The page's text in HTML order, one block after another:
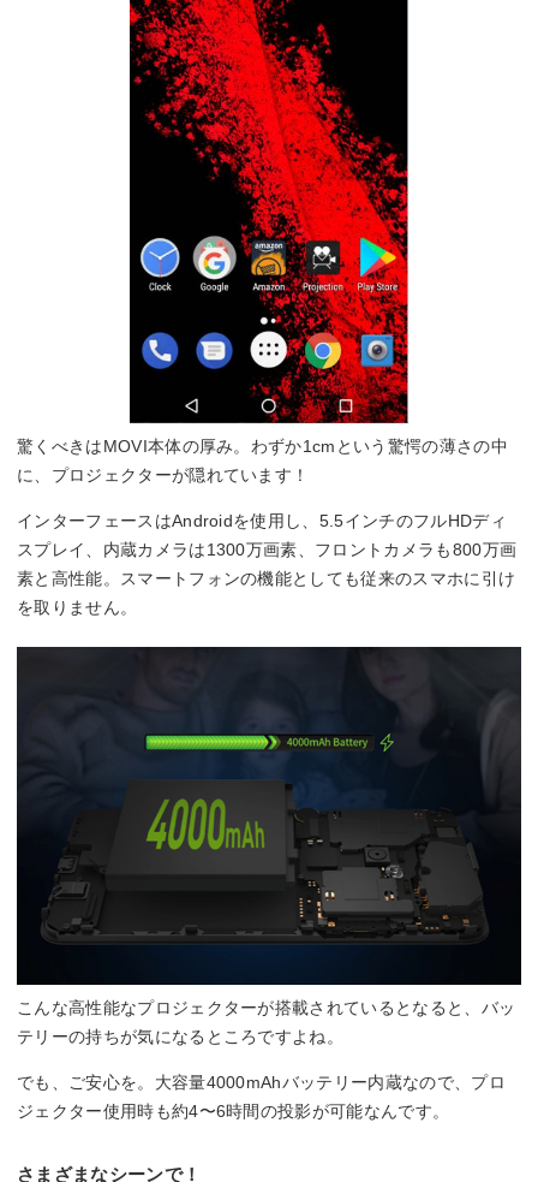
驚くべきはMOVI本体の厚み。わずか1cmという驚愕の薄さの中
に、プロジェクターが隠れています！
インターフェースはAndroidを使用し、5.5インチのフルHDディ
スプレイ、内蔵カメラは1300万画素、フロントカメラも800万画
素と高性能。スマートフォンの機能としても従来のスマホに引け
を取りません。
こんな高性能なプロジェクターが搭載されているとなると、バッ
テリーの持ちが気になるところですよね。
でも、ご安心を。大容量4000mAhバッテリー内蔵なので、プロ
ジェクター使用時も約4〜6時間の投影が可能なんです。
さまざまなシーンで！